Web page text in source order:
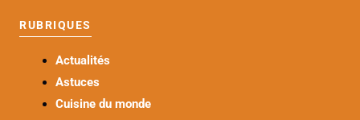
RUBRIQUES
Actualités
Astuces
Cuisine du monde